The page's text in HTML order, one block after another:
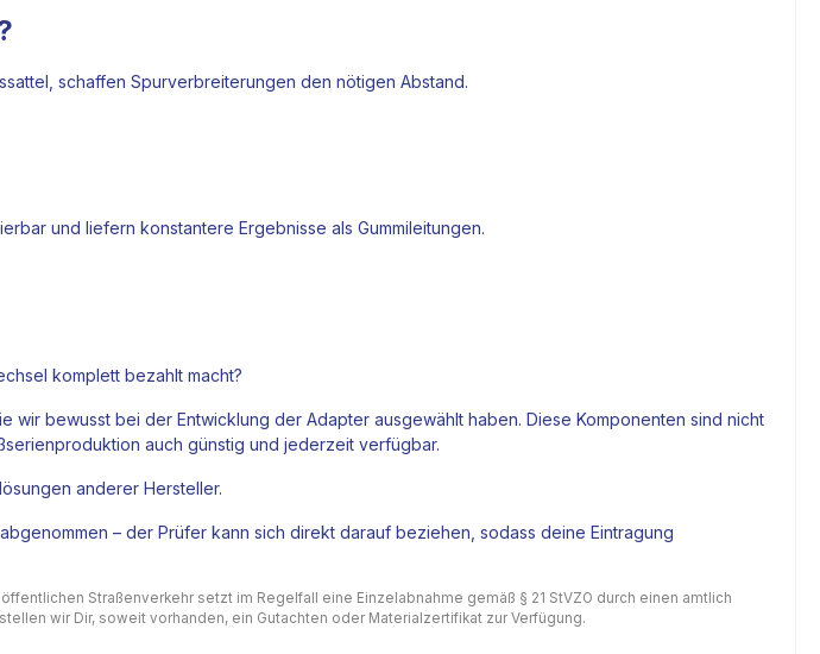
schaffen Spurverbreiterungen den nötigen Abstand.
und liefern konstantere Ergebnisse als Gummileitungen.
komplett bezahlt macht?
wir bewusst bei der Entwicklung der Adapter ausgewählt haben. Diese Komponenten sind nicht
auch günstig und jederzeit verfügbar.
anderer Hersteller.
– der Prüfer kann sich direkt darauf beziehen, sodass deine Eintragung
Straßenverkehr setzt im Regelfall eine Einzelabnahme gemäß § 21 StVZO durch einen amtlich
wir Dir, soweit vorhanden, ein Gutachten oder Materialzertifikat zur Verfügung.